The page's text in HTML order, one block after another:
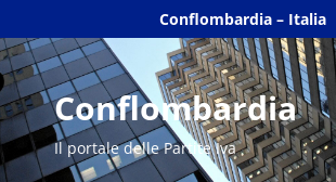
Conflombardia – Italia
Conflombardia
Il portale delle Partite Iva